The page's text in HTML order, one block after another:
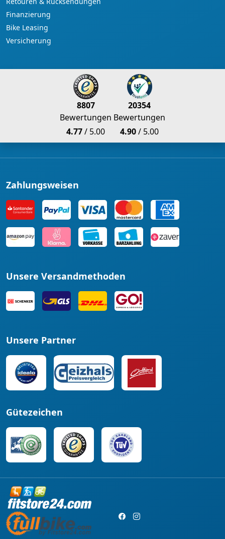
Finanzierung
Bike Leasing
Versicherung
8807
Bewertungen
4.77/ 5.00
20354
Bewertungen
4.90/ 5.00
Zahlungsweisen
Unsere Versandmethoden
Unsere Partner
Gütezeichen